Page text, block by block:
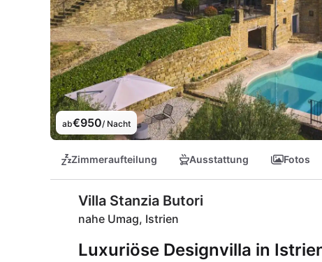
ab€950/ Nacht
Zimmeraufteilung Ausstattung Fotos
Villa Stanzia Butori
nahe Umag, Istrien
Luxuriöse Designvilla in